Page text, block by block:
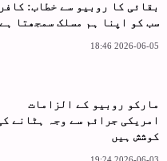
بقائی کا روبیو سے خطاب: کافر
سب کو اپنا ہم مسلک سمجھتا
2026-06-05 18:46
مارکو روبیو کے الزامات
امریکی جرائم سے وجہ ہٹانے
کوشش ہیں
2026-06-03 19:24